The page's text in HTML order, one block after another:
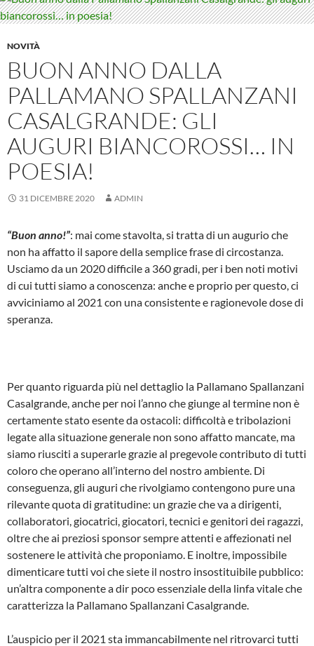
NOVITÀ
BUON ANNO DALLA
PALLAMANO SPALLANZANI
CASALGRANDE: GLI
AUGURI BIANCOROSSI… IN
POESIA!
31 DICEMBRE 2020 ADMIN
“Buon anno!”: mai come stavolta, si tratta di un augurio che
non ha affatto il sapore della semplice frase di circostanza.
Usciamo da un 2020 difficile a 360 gradi, per i ben noti motivi
di cui tutti siamo a conoscenza: anche e proprio per questo, ci
avviciniamo al 2021 con una consistente e ragionevole dose di
speranza.
Per quanto riguarda più nel dettaglio la Pallamano Spallanzani
Casalgrande, anche per noi l’anno che giunge al termine non è
certamente stato esente da ostacoli: difficoltà e tribolazioni
legate alla situazione generale non sono affatto mancate, ma
siamo riusciti a superarle grazie al pregevole contributo di tutti
coloro che operano all’interno del nostro ambiente. Di
conseguenza, gli auguri che rivolgiamo contengono pure una
rilevante quota di gratitudine: un grazie che va a dirigenti,
collaboratori, giocatrici, giocatori, tecnici e genitori dei ragazzi,
oltre che ai preziosi sponsor sempre attenti e affezionati nel
sostenere le attività che proponiamo. E inoltre, impossibile
dimenticare tutti voi che siete il nostro insostituibile pubblico:
un’altra componente a dir poco essenziale della linfa vitale che
caratterizza la Pallamano Spallanzani Casalgrande.
L’auspicio per il 2021 sta immancabilmente nel ritrovarci tutti